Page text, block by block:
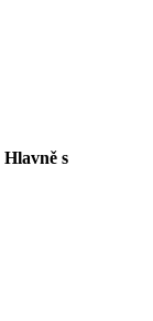
Hlavně s